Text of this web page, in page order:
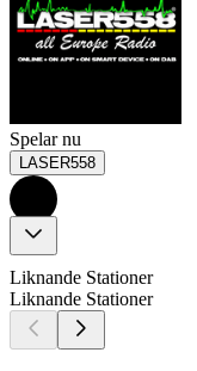
Spelar nu
LASER558
Liknande Stationer
Liknande Stationer